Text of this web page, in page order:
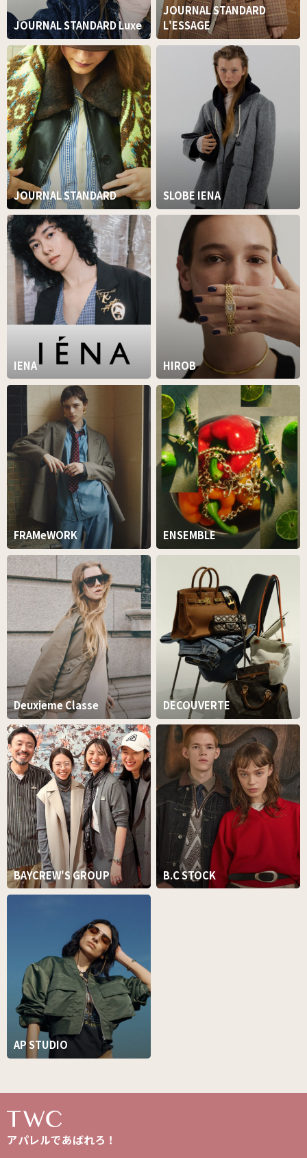
JOURNAL STANDARD Luxe
JOURNAL STANDARD
L'ESSAGE
JOURNAL STANDARD SLOBE IENA
IENA HIROB
FRAMeWORK ENSEMBLE
Deuxieme Classe DECOUVERTE
BAYCREW'S GROUP B.C STOCK
AP STUDIO
アパレルであばれろ！